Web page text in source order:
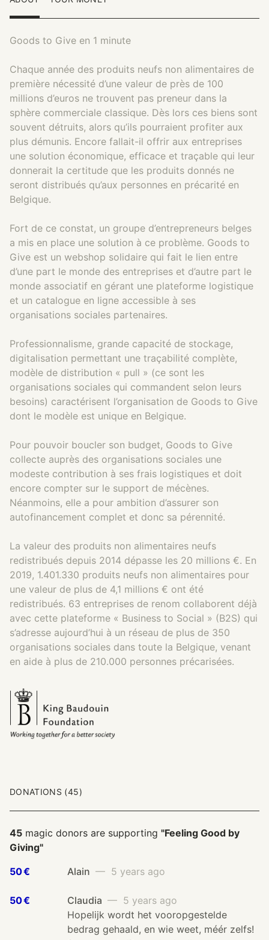
Goods to Give en 1 minute
Chaque année des produits neufs non alimentaires de
première nécessité d’une valeur de près de 100
millions d’euros ne trouvent pas preneur dans la
sphère commerciale classique. Dès lors ces biens sont
souvent détruits, alors qu’ils pourraient profiter aux
plus démunis. Encore fallait-il offrir aux entreprises
une solution économique, efficace et traçable qui leur
donnerait la certitude que les produits donnés ne
seront distribués qu’aux personnes en précarité en
Belgique.
Fort de ce constat, un groupe d’entrepreneurs belges
a mis en place une solution à ce problème. Goods to
Give est un webshop solidaire qui fait le lien entre
d’une part le monde des entreprises et d’autre part le
monde associatif en gérant une plateforme logistique
et un catalogue en ligne accessible à ses
organisations sociales partenaires.
Professionnalisme, grande capacité de stockage,
digitalisation permettant une traçabilité complète,
modèle de distribution « pull » (ce sont les
organisations sociales qui commandent selon leurs
besoins) caractérisent l’organisation de Goods to Give
dont le modèle est unique en Belgique.
Pour pouvoir boucler son budget, Goods to Give
collecte auprès des organisations sociales une
modeste contribution à ses frais logistiques et doit
encore compter sur le support de mécènes.
Néanmoins, elle a pour ambition d’assurer son
autofinancement complet et donc sa pérennité.
La valeur des produits non alimentaires neufs
redistribués depuis 2014 dépasse les 20 millions €. En
2019, 1.401.330 produits neufs non alimentaires pour
une valeur de plus de 4,1 millions € ont été
redistribués. 63 entreprises de renom collaborent déjà
avec cette plateforme « Business to Social » (B2S) qui
s’adresse aujourd’hui à un réseau de plus de 350
organisations sociales dans toute la Belgique, venant
en aide à plus de 210.000 personnes précarisées.
DONATIONS (45)
45 magic donors are supporting "Feeling Good by
Giving"
50 €
Alain — 5 years ago
50 € Claudia — 5 years ago
Hopelijk wordt het vooropgestelde
bedrag gehaald, en wie weet, méér zelfs!